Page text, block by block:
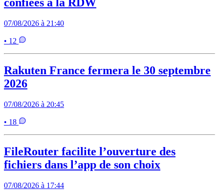
confiées à la RDW
07/08/2026 à 21:40
• 12
Rakuten France fermera le 30 septembre
2026
07/08/2026 à 20:45
• 18
FileRouter facilite l’ouverture des
fichiers dans l’app de son choix
07/08/2026 à 17:44